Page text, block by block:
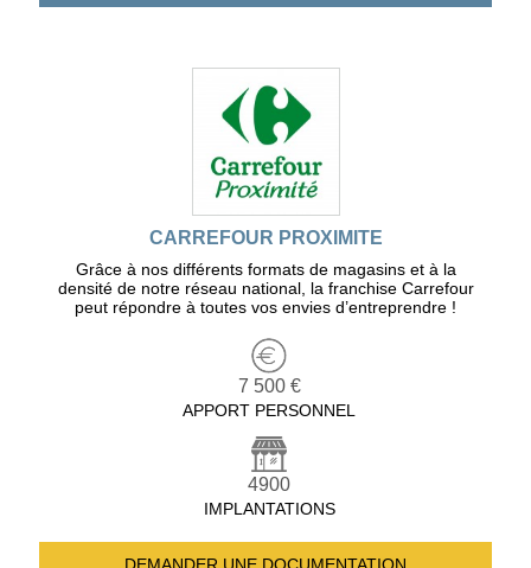
CARREFOUR PROXIMITE
Grâce à nos différents formats de magasins et à la
densité de notre réseau national, la franchise Carrefour
peut répondre à toutes vos envies d’entreprendre !
7 500 €
APPORT PERSONNEL
4900
IMPLANTATIONS